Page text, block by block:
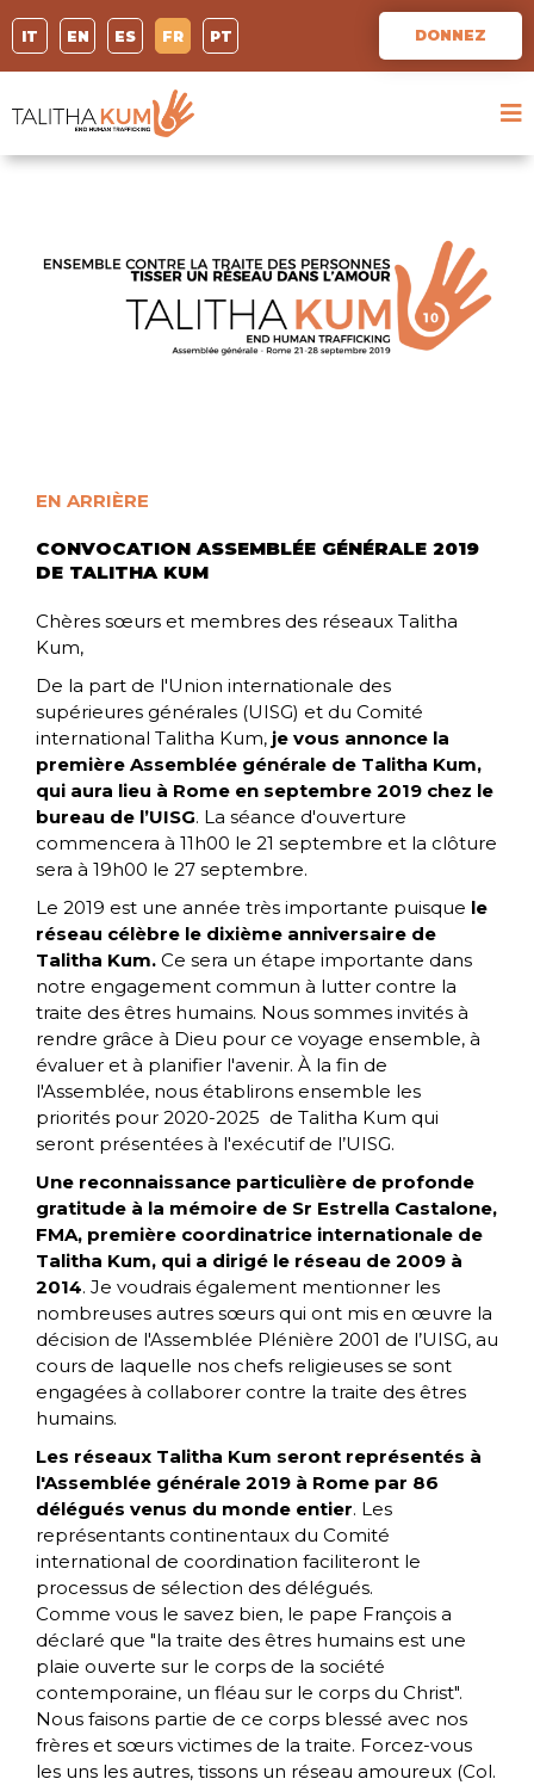
IT EN ES FR PT DONNEZ
EN ARRIÈRE
CONVOCATION ASSEMBLÉE GÉNÉRALE 2019
DE TALITHA KUM
Chères sœurs et membres des réseaux Talitha
Kum,
De la part de l'Union internationale des
supérieures générales (UISG) et du Comité
international Talitha Kum, je vous annonce la
première Assemblée générale de Talitha Kum,
qui aura lieu à Rome en septembre 2019 chez le
bureau de l’UISG. La séance d'ouverture
commencera à 11h00 le 21 septembre et la clôture
sera à 19h00 le 27 septembre.
Le 2019 est une année très importante puisque le
réseau célèbre le dixième anniversaire de
Talitha Kum. Ce sera un étape importante dans
notre engagement commun à lutter contre la
traite des êtres humains. Nous sommes invités à
rendre grâce à Dieu pour ce voyage ensemble, à
évaluer et à planifier l'avenir. À la fin de
l'Assemblée, nous établirons ensemble les
priorités pour 2020-2025 de Talitha Kum qui
seront présentées à l'exécutif de l’UISG.
Une reconnaissance particulière de profonde
gratitude à la mémoire de Sr Estrella Castalone,
FMA, première coordinatrice internationale de
Talitha Kum, qui a dirigé le réseau de 2009 à
2014. Je voudrais également mentionner les
nombreuses autres sœurs qui ont mis en œuvre la
décision de l'Assemblée Plénière 2001 de l’UISG, au
cours de laquelle nos chefs religieuses se sont
engagées à collaborer contre la traite des êtres
humains.
Les réseaux Talitha Kum seront représentés à
l'Assemblée générale 2019 à Rome par 86
délégués venus du monde entier. Les
représentants continentaux du Comité
international de coordination faciliteront le
processus de sélection des délégués.
Comme vous le savez bien, le pape François a
déclaré que "la traite des êtres humains est une
plaie ouverte sur le corps de la société
contemporaine, un fléau sur le corps du Christ".
Nous faisons partie de ce corps blessé avec nos
frères et sœurs victimes de la traite. Forcez-vous
les uns les autres, tissons un réseau amoureux (Col.